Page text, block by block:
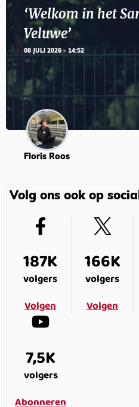
‘Welkom in het
Veluwe’
08 JULI 2026 - 14:52
Floris Roos
Volg ons ook op
187K
volgers
Volgen
166K
volgers
Volgen
7,5K
volgers
Abonneren